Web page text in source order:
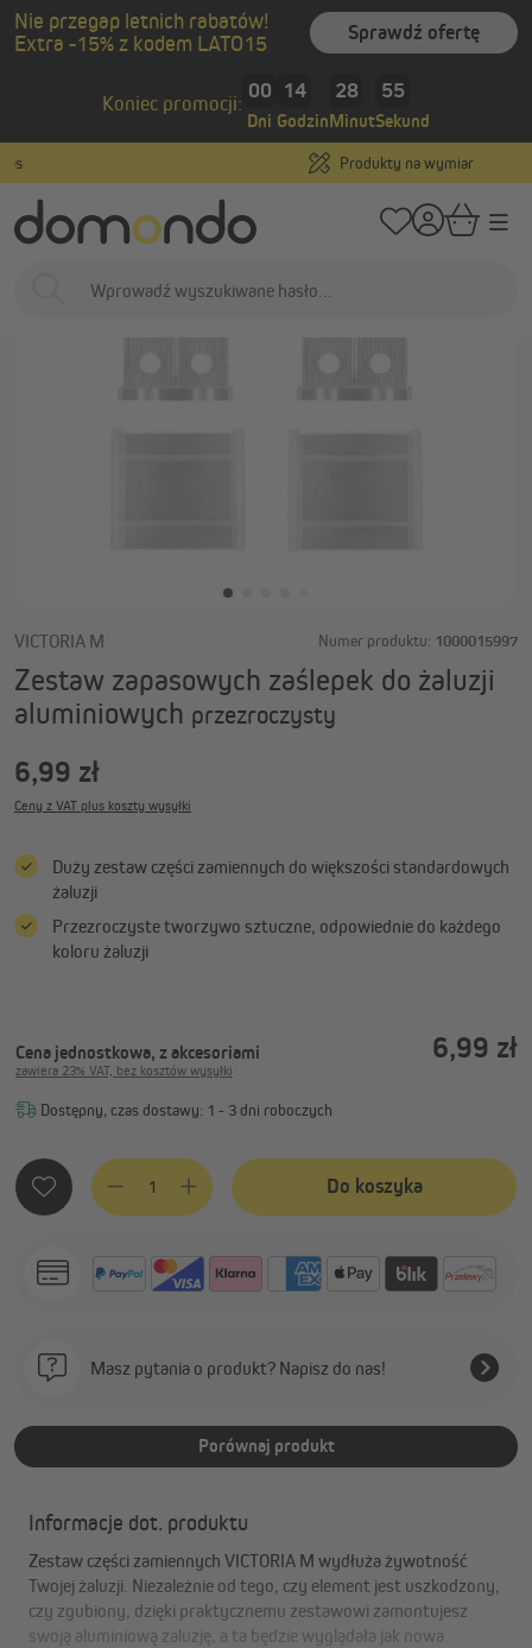
zawartości
Nie przegap letnich rabatów!
Extra -15% z kodem LATO15
Sprawdź ofertę
Koniec promocji: 00
Dni
14
Godzin
28
Minut
54
Sekund
Produkty na wymiar
Strona główna Osłony wewnętrzne Żaluzje / Akcesoria i części
VICTORIA M Numer produktu: 1000015997
Zestaw zapasowych zaślepek do żaluzji
aluminiowych przezroczysty
6,99 zł
Ceny z VAT plus koszty wysyłki
Duży zestaw części zamiennych do większości standardowych
żaluzji
Przezroczyste tworzywo sztuczne, odpowiednie do każdego
koloru żaluzji
Cena jednostkowa, z akcesoriami 6,99 zł
zawiera 23% VAT, bez kosztów wysyłki
Dostępny, czas dostawy: 1 - 3 dni roboczych
Ilość produktu: Wprowadź żądaną ilość lub użyj
Do koszyka
Masz pytania o produkt? Napisz do nas!
Porównaj produkt
Informacje dot. produktu
Zestaw części zamiennych VICTORIA M wydłuża żywotność
Twojej żaluzji. Niezależnie od tego, czy element jest uszkodzony,
czy zgubiony, dzięki praktycznemu zestawowi zamontujesz
swoją aluminiową żaluzję, a ta będzie wyglądała jak nowa.